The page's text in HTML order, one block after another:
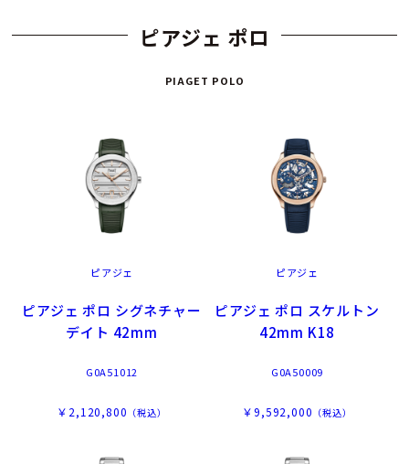
ピアジェ ポロ
PIAGET POLO
ピアジェ
ピアジェ ポロ シグネチャー
デイト 42mm
G0A51012
￥2,120,800 （税込）
ピアジェ
ピアジェ ポロ スケルトン
42mm K18
G0A50009
￥9,592,000 （税込）